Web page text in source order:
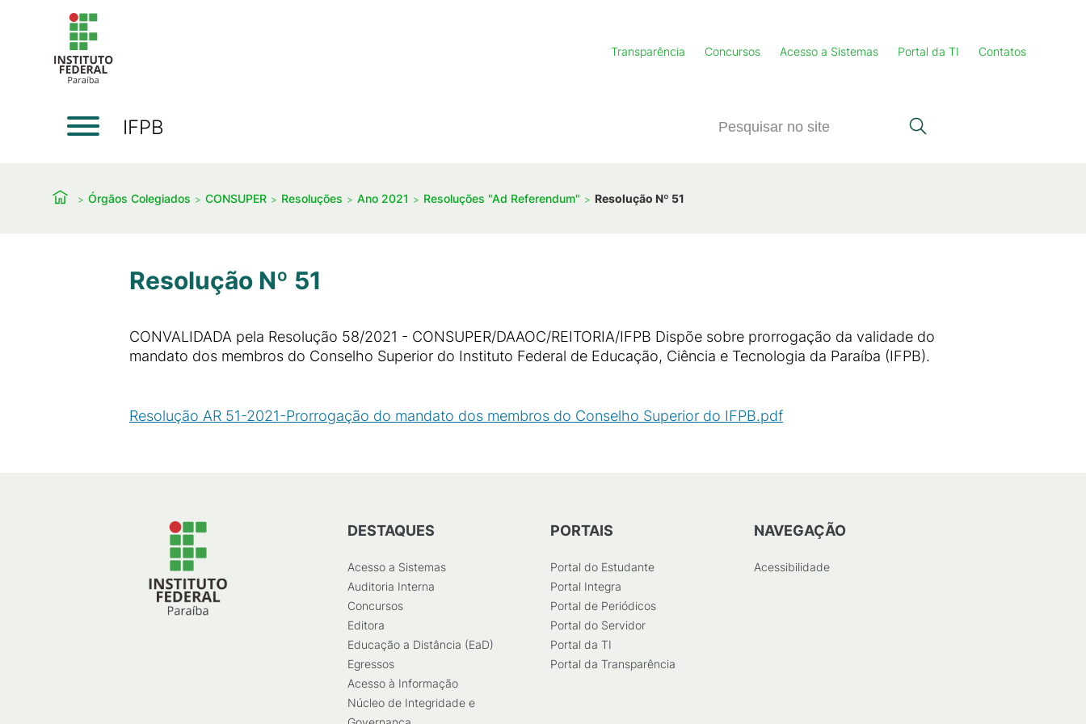
Transparência Concursos Acesso a Sistemas Portal da TI Contatos
IFPB
Órgãos Colegiados CONSUPER Resoluções Ano 2021 Resoluções "Ad Referendum" Resolução Nº 51
Resolução Nº 51
CONVALIDADA pela Resolução 58/2021 - CONSUPER/DAAOC/REITORIA/IFPB Dispõe sobre prorrogação da validade do
mandato dos membros do Conselho Superior do Instituto Federal de Educação, Ciência e Tecnologia da Paraíba (IFPB).
Resolução AR 51-2021-Prorrogação do mandato dos membros do Conselho Superior do IFPB.pdf
DESTAQUES
Acesso a Sistemas
Auditoria Interna
Concursos
Editora
Educação a Distância (EaD)
Egressos
Acesso à Informação
Núcleo de Integridade e
PORTAIS
Portal do Estudante
Portal Integra
Portal de Periódicos
Portal do Servidor
Portal da TI
Portal da Transparência
NAVEGAÇÃO
Acessibilidade